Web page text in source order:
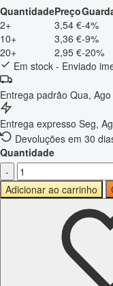
QuantidadePreço
2+
3,54 €-4%
10+
3,36 €-9%
20+
2,95 €-20%
Em stock - Enviado
Entrega padrão Qua,
Entrega expresso Seg,
Devoluções em 30
Quantidade
-
Adicionar ao carrinho